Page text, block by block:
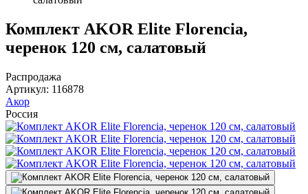
Комплект AKOR Elite Florencia,
черенок 120 см, салатовый
Распродажа
Артикул: 116878
Акор
Россия